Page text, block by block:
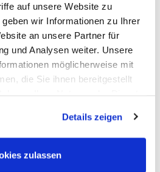
auf unsere Website zu
wir Informationen zu Ihrer
an unsere Partner für
und Analysen weiter. Unsere
möglicherweise mit
die Sie ihnen bereitgestellt
Details zeigen
zulassen
Cheftherapeuten, Herrn
sich bezüglich der
umgehend mit Ihnen in
Herr Beckert selbst als
Schule tätig ist, sollte er Ihnen